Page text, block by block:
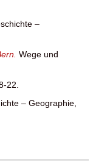
–
Wege und
22.
– Geographie,